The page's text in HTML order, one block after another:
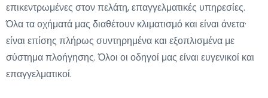
επικεντρωμένες στον πελάτη, επαγγελματικές υπηρεσίες.
Όλα τα οχήματά μας διαθέτουν κλιματισμό και είναι άνετα·
είναι επίσης πλήρως συντηρημένα και εξοπλισμένα με
σύστημα πλοήγησης. Όλοι οι οδηγοί μας είναι ευγενικοί και
επαγγελματικοί.